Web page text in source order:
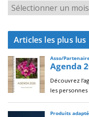
r
c
i
v
e
s
Articles les plus lus